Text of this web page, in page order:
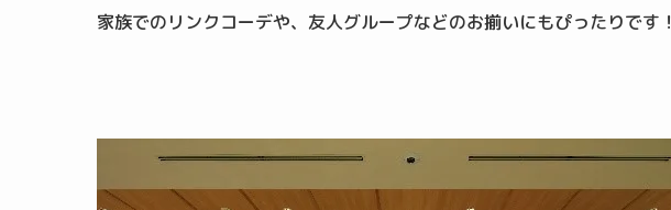
家族でのリンクコーデや、友人グループなどのお揃いにもぴったりです！